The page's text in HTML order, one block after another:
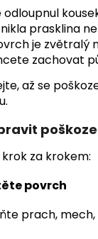
odloupnul
prasklina
je zvětralý
zachovat
až se
za krokem:
povrch
prach,